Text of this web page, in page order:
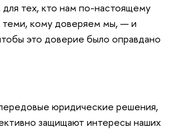
тех, кто нам по-настоящему
теми, кому доверяем мы, — и
это доверие было оправдано
юридические решения,
защищают интересы наших